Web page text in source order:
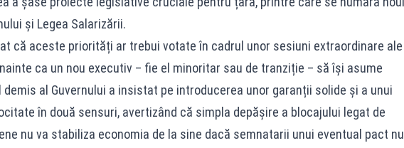
și Legea Salarizării.
că aceste priorități ar trebui votate în cadrul unor sesiuni extraordinare ale
ca un nou executiv – fie el minoritar sau de tranziție – să își asume
demis al Guvernului a insistat pe introducerea unor garanții solide și a unui
în două sensuri, avertizând că simpla depășire a blocajului legat de
nu va stabiliza economia de la sine dacă semnatarii unui eventual pact nu